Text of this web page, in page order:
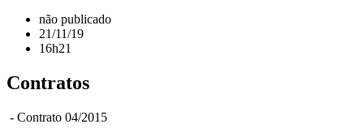
não publicado
21/11/19
16h21
Contratos
- Contrato 04/2015